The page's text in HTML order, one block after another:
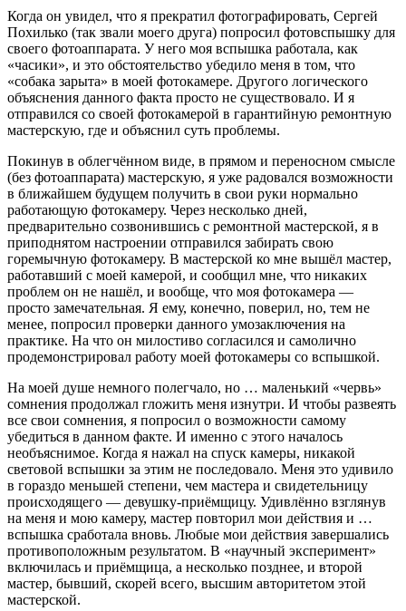
Когда он увидел, что я прекратил фотографировать, Сергей
Похилько (так звали моего друга) попросил фотовспышку для
своего фотоаппарата. У него моя вспышка работала, как
«часики», и это обстоятельство убедило меня в том, что
«собака зарыта» в моей фотокамере. Другого логического
объяснения данного факта просто не существовало. И я
отправился со своей фотокамерой в гарантийную ремонтную
мастерскую, где и объяснил суть проблемы.
Покинув в облегчённом виде, в прямом и переносном смысле
(без фотоаппарата) мастерскую, я уже радовался возможности
в ближайшем будущем получить в свои руки нормально
работающую фотокамеру. Через несколько дней,
предварительно созвонившись с ремонтной мастерской, я в
приподнятом настроении отправился забирать свою
горемычную фотокамеру. В мастерской ко мне вышёл мастер,
работавший с моей камерой, и сообщил мне, что никаких
проблем он не нашёл, и вообще, что моя фотокамера —
просто замечательная. Я ему, конечно, поверил, но, тем не
менее, попросил проверки данного умозаключения на
практике. На что он милостиво согласился и самолично
продемонстрировал работу моей фотокамеры со вспышкой.
На моей душе немного полегчало, но … маленький «червь»
сомнения продолжал гложить меня изнутри. И чтобы развеять
все свои сомнения, я попросил о возможности самому
убедиться в данном факте. И именно с этого началось
необъяснимое. Когда я нажал на спуск камеры, никакой
световой вспышки за этим не последовало. Меня это удивило
в гораздо меньшей степени, чем мастера и свидетельницу
происходящего — девушку-приёмщицу. Удивлённо взглянув
на меня и мою камеру, мастер повторил мои действия и …
вспышка сработала вновь. Любые мои действия завершались
противоположным результатом. В «научный эксперимент»
включилась и приёмщица, а несколько позднее, и второй
мастер, бывший, скорей всего, высшим авторитетом этой
мастерской.